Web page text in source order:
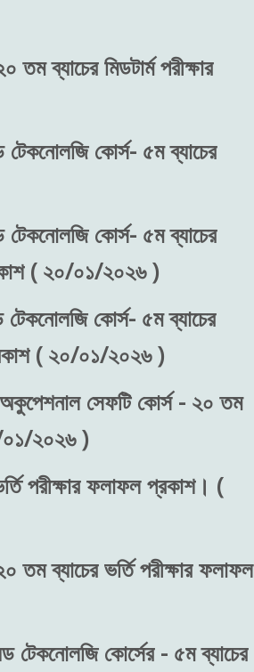
ব্যাচের মিডটার্ম পরীক্ষার
টেকনোলজি কোর্স- ৫ম ব্যাচের
টেকনোলজি কোর্স- ৫ম ব্যাচের
( ২০/০১/২০২৬ )
টেকনোলজি কোর্স- ৫ম ব্যাচের
( ২০/০১/২০২৬ )
অকুপেশনাল সেফটি কোর্স - ২০ তম
০১/২০২৬ )
পরীক্ষার ফলাফল প্রকাশ। (
তম ব্যাচের ভর্তি পরীক্ষার ফলাফল
টেকনোলজি কোর্সের - ৫ম ব্যাচের